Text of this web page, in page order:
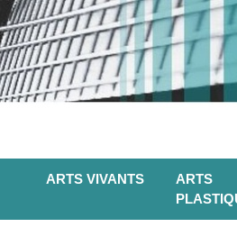
ARTS VIVANTS
ARTS